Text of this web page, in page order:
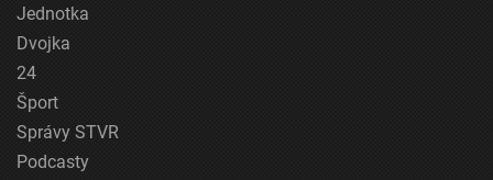
Jednotka
Dvojka
24
Šport
Správy STVR
Podcasty